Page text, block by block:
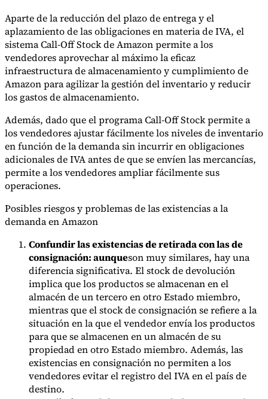
Aparte de la reducción del plazo de entrega y el
aplazamiento de las obligaciones en materia de IVA, el
sistema Call-Off Stock de Amazon permite a los
vendedores aprovechar al máximo la eficaz
infraestructura de almacenamiento y cumplimiento de
Amazon para agilizar la gestión del inventario y reducir
los gastos de almacenamiento.
Además, dado que el programa Call-Off Stock permite a
los vendedores ajustar fácilmente los niveles de inventario
en función de la demanda sin incurrir en obligaciones
adicionales de IVA antes de que se envíen las mercancías,
permite a los vendedores ampliar fácilmente sus
operaciones.
Posibles riesgos y problemas de las existencias a la
demanda en Amazon
Confundir las existencias de retirada con las de
consignación: aunqueson muy similares, hay una
diferencia significativa. El stock de devolución
implica que los productos se almacenan en el
almacén de un tercero en otro Estado miembro,
mientras que el stock de consignación se refiere a la
situación en la que el vendedor envía los productos
para que se almacenen en un almacén de su
propiedad en otro Estado miembro. Además, las
existencias en consignación no permiten a los
vendedores evitar el registro del IVA en el país de
destino.